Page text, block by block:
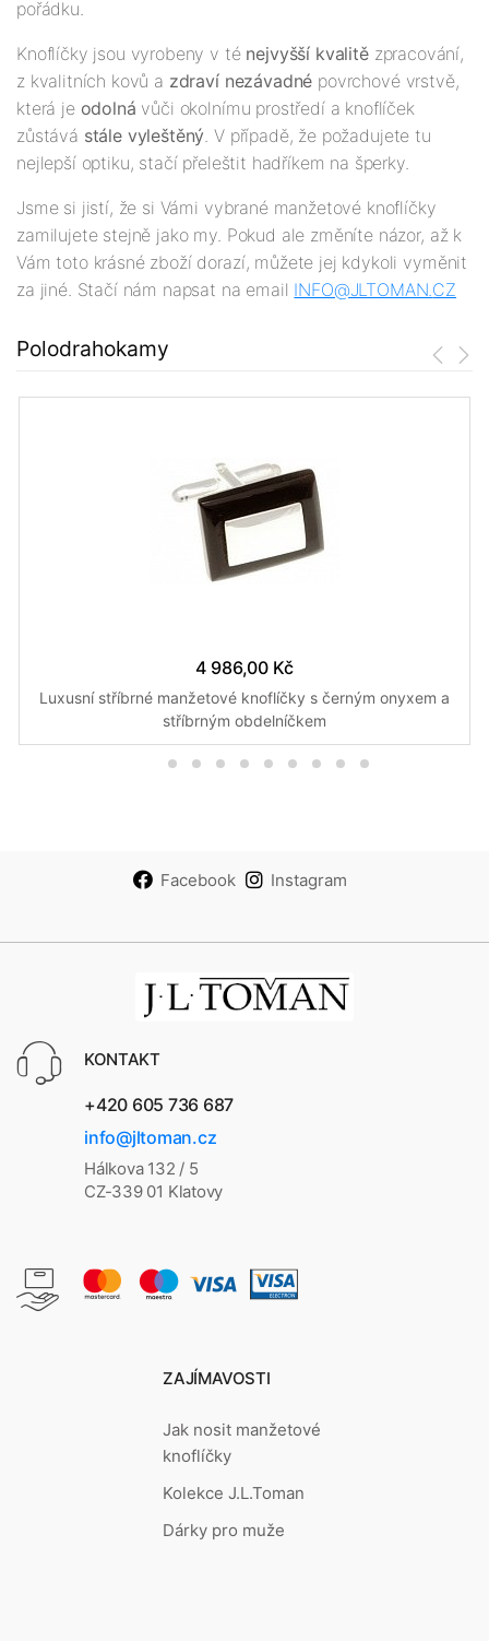
pořádku.
Knoflíčky jsou vyrobeny v té nejvyšší kvalitězpracování,
z kvalitních kovů a zdraví nezávadné povrchové vrstvě,
která je odolná vůči okolnímu prostředí a knoflíček
zůstává stále vyleštěný. V případě, že požadujete tu
nejlepší optiku, stačí přeleštit hadříkem na šperky.
Jsme si jistí, že si Vámi vybrané manžetové knoflíčky
zamilujete stejně jako my. Pokud ale změníte názor, až k
Vám toto krásné zboží dorazí, můžete jej kdykoli vyměnit
za jiné. Stačí nám napsat na email INFO@JLTOMAN.CZ
Polodrahokamy
4 986,00 Kč
Luxusní stříbrné manžetové knoflíčky s černým onyxem a
stříbrným obdelníčkem
Facebook Instagram
KONTAKT
+420 605 736 687
info@jltoman.cz
Hálkova 132 / 5
CZ-339 01 Klatovy
ZAJÍMAVOSTI
Jak nosit manžetové
knoflíčky
Kolekce J.L.Toman
Dárky pro muže